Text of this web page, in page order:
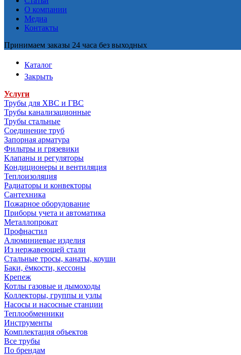
О компании
Медиа
Контакты
Принимаем заказы 24 часа без выходных
Каталог
Закрыть
Услуги
Трубы для ХВС и ГВС
Трубы канализационные
Трубы стальные
Соединение труб
Запорная арматура
Фильтры и грязевики
Клапаны и регуляторы
Кондиционеры и вентиляция
Теплоизоляция
Радиаторы и конвекторы
Сантехника
Пожарное оборудование
Приборы учета и автоматика
Металлопрокат
Профнастил
Алюминиевые изделия
Из нержавеющей стали
Стальные тросы, канаты, коуши
Баки, ёмкости, кессоны
Крепеж
Котлы газовые и дымоходы
Коллекторы, группы и узлы
Насосы и насосные станции
Теплообменники
Инструменты
Комплектация объектов
Все трубы
По брендам